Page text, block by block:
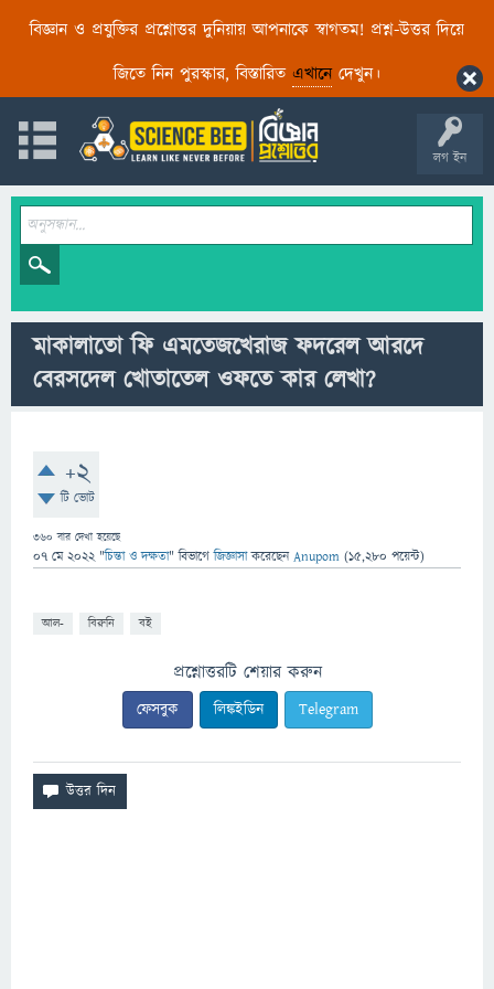
বিজ্ঞান ও প্রযুক্তির প্রশ্নোত্তর দুনিয়ায় আপনাকে স্বাগতম! প্রশ্ন-উত্তর দিয়ে
জিতে নিন পুরস্কার, বিস্তারিত এখানেদেখুন।
লগ ইন
মাকালাতো ফি এমতেজখেরাজ ফদরেল আরদে
বেরসদেল খোতাতেল ওফতে কার লেখা?
+2
টি ভোট
360 বার দেখা হয়েছে
07 মে 2022 "চিন্তা ও দক্ষতা" বিভাগে জিজ্ঞাসাকরেছেনAnupom (15,280 পয়েন্ট)
আল- বিরুনি বই
প্রশ্নোত্তরটি শেয়ার করুন
ফেসবুক লিঙ্কইডিন Telegram